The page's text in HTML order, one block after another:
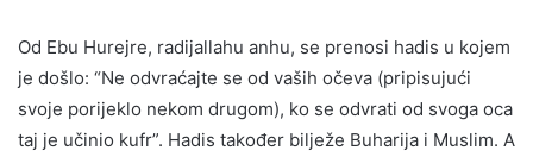
Od Ebu Hurejre, radijallahu anhu, se prenosi hadis u kojem
je došlo: “Ne odvraćajte se od vaših očeva (pripisujući
svoje porijeklo nekom drugom), ko se odvrati od svoga oca
taj je učinio kufr”. Hadis također bilježe Buharija i Muslim. A